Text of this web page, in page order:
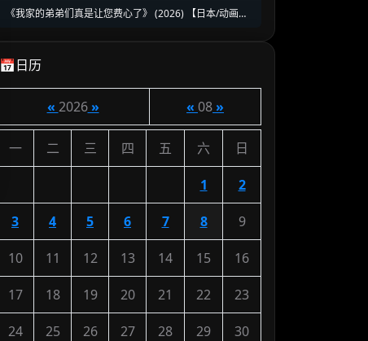
《我家的弟弟们真是让您费心了》 (2026) 【日本/动画】
📅日历
« 2026» « 08»
一 二 三 四 五 六 日
1 2
3 4 5 6 7 8 9
10 11 12 13 14 15 16
17 18 19 20 21 22 23
24 25 26 27 28 29 30